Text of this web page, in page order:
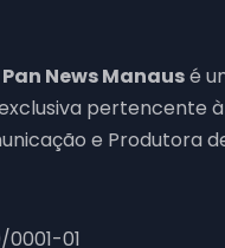
News Manausé
pertencente
e Produtora
0001-01